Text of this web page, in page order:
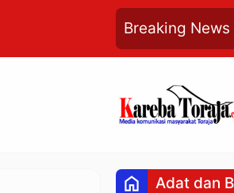
Breaking News
home Adat dan